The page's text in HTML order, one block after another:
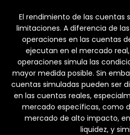
El rendimiento de las cuentas
limitaciones. A diferencia de
operaciones en las cuentas
ejecutan en el mercado
operaciones simula las
mayor medida posible. Sin
cuentas simuladas pueden ser
en las cuentas reales,
mercado específicas, como
mercado de alto impacto,
liquidez, y